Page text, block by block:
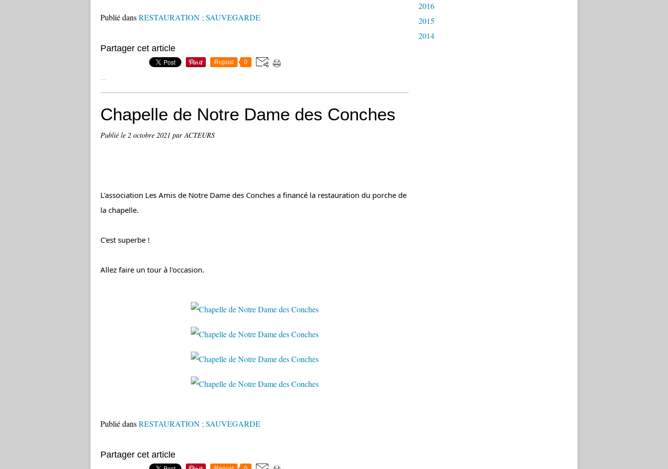
Publié dansRESTAURATION ; SAUVEGARDE
Partager cet article
Repost 0
…
Chapelle de Notre Dame des Conches
Publié le 2 octobre 2021 par ACTEURS
L'association Les Amis de Notre Dame des Conches a financé la restauration du porche de
la chapelle.
C'est superbe !
Allez faire un tour à l'occasion.
Publié dansRESTAURATION ; SAUVEGARDE
Partager cet article
2016
2015
2014